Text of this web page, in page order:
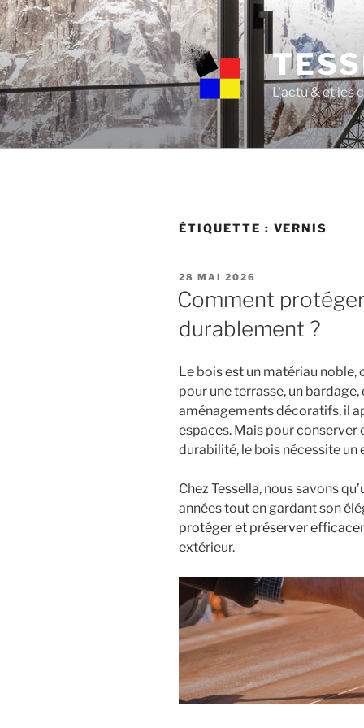
Skip
to
content
L'actu & et les
ÉTIQUETTE : VERNIS
POSTED
ON
28 MAI 2026
Comment
durablement ?
Le bois est un matériau
pour une terrasse, un
aménagements décoratifs, il
espaces. Mais pour
durabilité, le bois nécessite un
Chez Tessella, nous savons
années tout en gardant son
protéger et préserver
extérieur.